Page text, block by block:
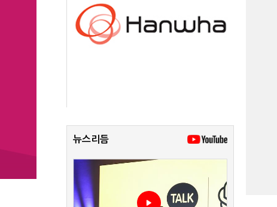
뉴스리듬